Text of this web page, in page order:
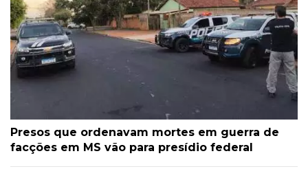
Presos que ordenavam mortes em guerra de
facções em MS vão para presídio federal